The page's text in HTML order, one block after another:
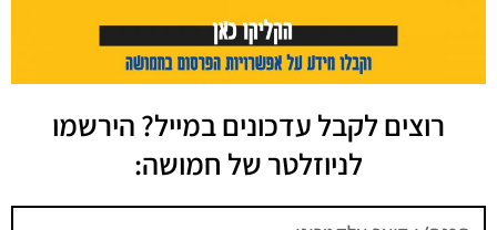
רוצים לקבל עדכונים במייל? הירשמו
לניוזלטר של חמושה: